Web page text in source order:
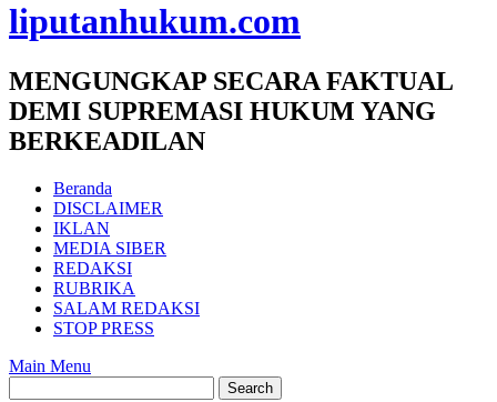
liputanhukum.com
MENGUNGKAP SECARA FAKTUAL
DEMI SUPREMASI HUKUM YANG
BERKEADILAN
Beranda
DISCLAIMER
IKLAN
MEDIA SIBER
REDAKSI
RUBRIKA
SALAM REDAKSI
STOP PRESS
Main Menu